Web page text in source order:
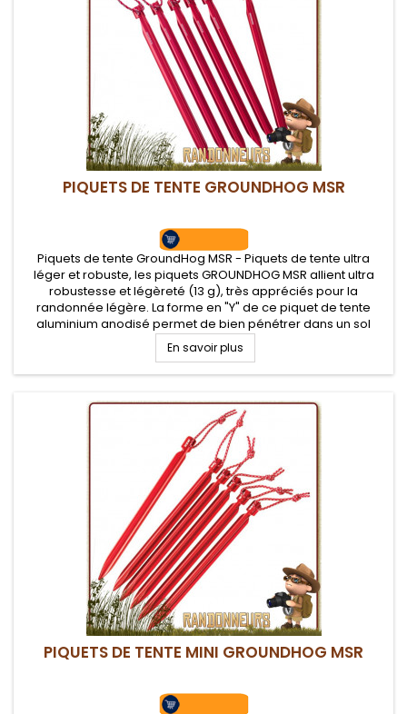
PIQUETS DE TENTE GROUNDHOG MSR
Piquets de tente GroundHog MSR - Piquets de tente ultra
léger et robuste, les piquets GROUNDHOG MSR allient ultra
robustesse et légèreté (13 g), très appréciés pour la
randonnée légère. La forme en "Y" de ce piquet de tente
aluminium anodisé permet de bien pénétrer dans un sol
ferme et d'y rester
En savoir plus
PIQUETS DE TENTE MINI GROUNDHOG MSR